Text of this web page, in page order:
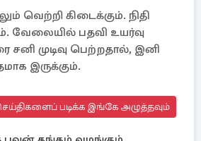
வெற்றி கிடைக்கும். நிதி
வேலையில் பதவி உயர்வு
முடிவு பெற்றதால், இனி
இருக்கும்.
படிக்க இங்கே அழுத்தவும்